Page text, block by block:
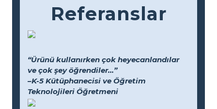
Referanslar
“Ürünü kullanırken çok heyecanlandılar
ve çok şey öğrendiler...”
–K-5 Kütüphanecisi ve Öğretim
Teknolojileri Öğretmeni